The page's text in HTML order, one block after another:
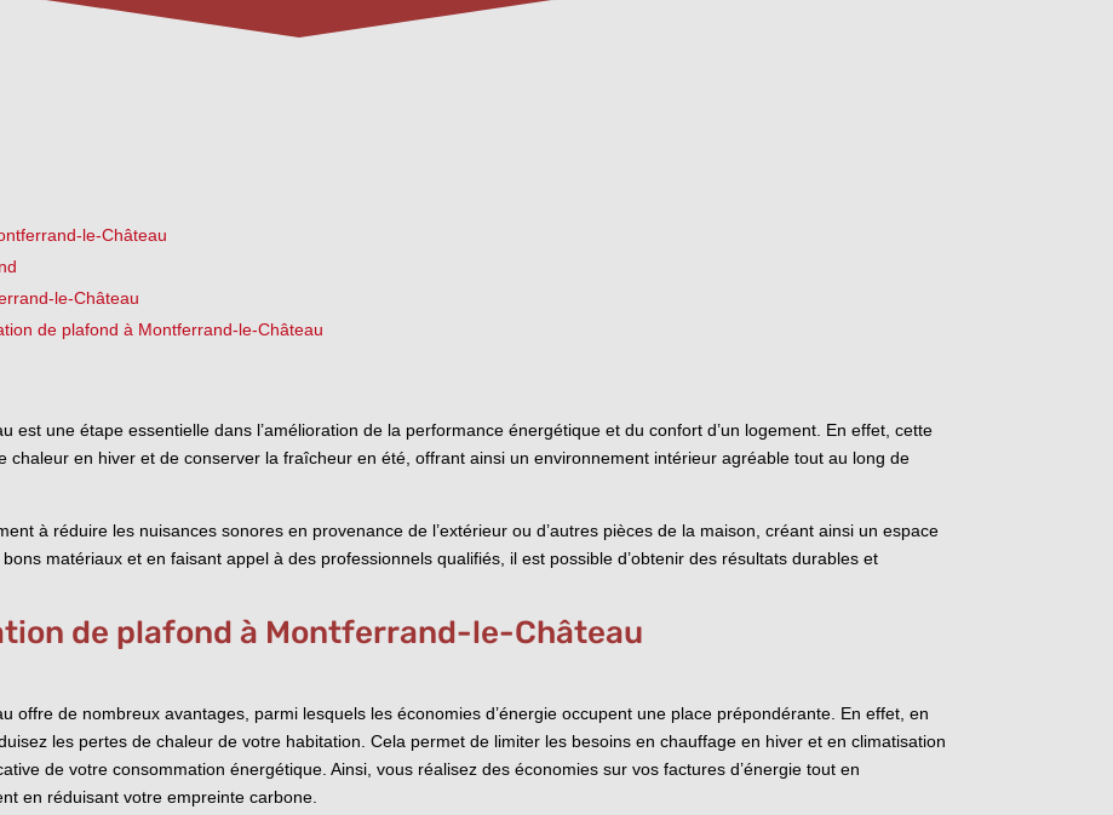
le-Château
le-Château
de plafond à Montferrand-le-Château
est une étape essentielle dans l’amélioration de la performance énergétique et du confort d’un logement. En effet, cette
chaleur en hiver et de conserver la fraîcheur en été, offrant ainsi un environnement intérieur agréable tout au long de
à réduire les nuisances sonores en provenance de l’extérieur ou d’autres pièces de la maison, créant ainsi un espace
matériaux et en faisant appel à des professionnels qualifiés, il est possible d’obtenir des résultats durables et
de plafond à Montferrand-le-Château
offre de nombreux avantages, parmi lesquels les économies d’énergie occupent une place prépondérante. En effet, en
les pertes de chaleur de votre habitation. Cela permet de limiter les besoins en chauffage en hiver et en climatisation
de votre consommation énergétique. Ainsi, vous réalisez des économies sur vos factures d’énergie tout en
en réduisant votre empreinte carbone.